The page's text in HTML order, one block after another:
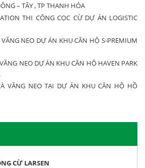
– TÂY , TP THANH HÓA
THI CÔNG CỌC CỪ DỰ ÁN LOGISTIC
NEO DỰ ÁN KHU CĂN HỘ S-PREMIUM
NEO DỰ ÁN KHU CĂN HỘ HAVEN PARK
VĂNG NEO TẠI DỰ ÁN KHU CĂN HỘ HỒ
CỪ LARSEN